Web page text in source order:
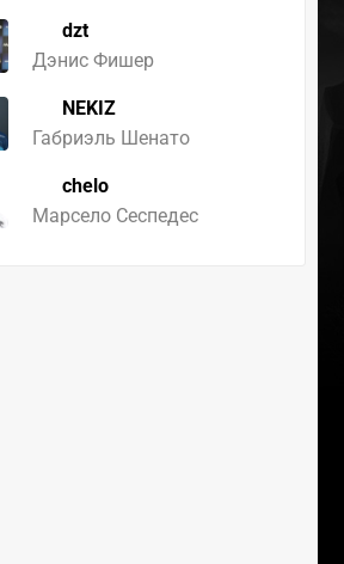
dzt
Дэнис Фишер
NEKIZ
Габриэль Шенато
chelo
Марсело Сеспедес